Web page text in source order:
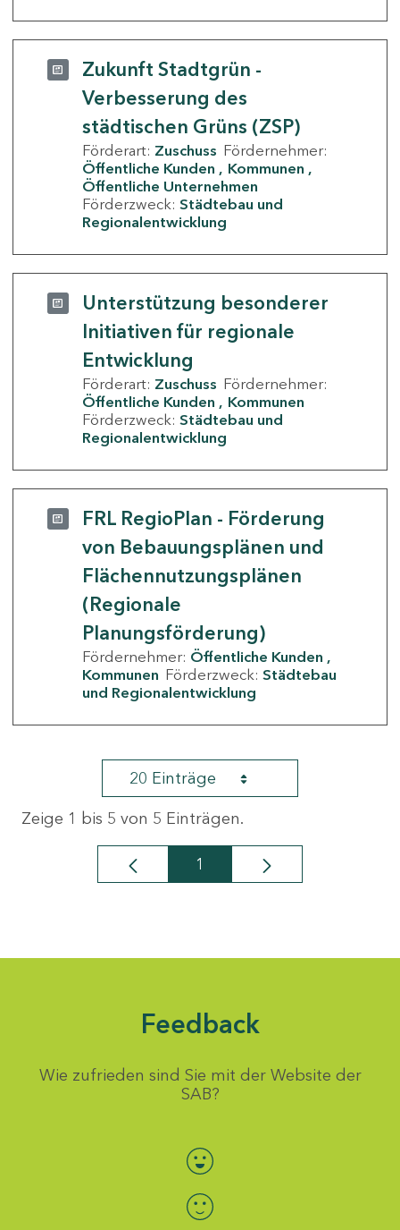
Zukunft Stadtgrün -
Verbesserung des
städtischen Grüns (ZSP)
Förderart: Zuschuss Fördernehmer:
Öffentliche Kunden
Kommunen
Öffentliche Unternehmen
Förderzweck: Städtebau und
Regionalentwicklung
Unterstützung besonderer
Initiativen für regionale
Entwicklung
Förderart: Zuschuss Fördernehmer:
Öffentliche Kunden
Kommunen
Förderzweck: Städtebau und
Regionalentwicklung
FRL RegioPlan - Förderung
von Bebauungsplänen und
Flächennutzungsplänen
(Regionale
Planungsförderung)
Fördernehmer: Öffentliche Kunden
Kommunen Förderzweck: Städtebau
und Regionalentwicklung
20 Einträge
Zeige 1 bis 5 von 5 Einträgen.
Seite
1
Feedback
Wie zufrieden sind Sie mit der Website der
SAB?
Bewertung auswählen